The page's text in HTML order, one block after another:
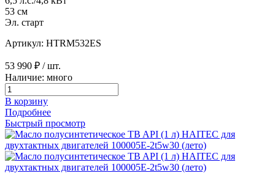
53 см
Эл. старт
Артикул: HTRM532ES
53 990 ₽ / шт.
Наличие: много
В корзину
Подробнее
Быстрый просмотр